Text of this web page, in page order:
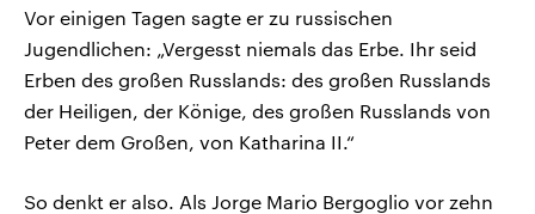
Vor einigen Tagen sagte er zu russischen
Jugendlichen: „Vergesst niemals das Erbe. Ihr seid
Erben des großen Russlands: des großen Russlands
der Heiligen, der Könige, des großen Russlands von
Peter dem Großen, von Katharina II.“
So denkt er also. Als Jorge Mario Bergoglio vor zehn